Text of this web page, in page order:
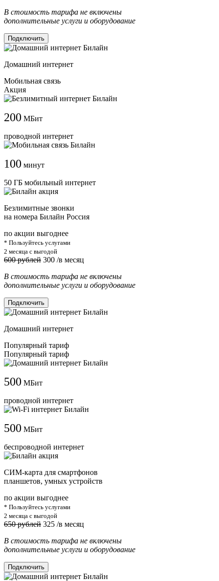
В стоимость тарифа не включены
дополнительные услуги и оборудование
Подключить
Домашний интернет
Мобильная связь
Акция
200 МБит
проводной интернет
100 минут
50 ГБ мобильный интернет
Безлимитные звонки
на номера Билайн Россия
по акции выгоднее
* Пользуйтесь услугами
2 месяца с выгодой
600 рублей 300 /в месяц
В стоимость тарифа не включены
дополнительные услуги и оборудование
Подключить
Домашний интернет
Популярный тариф
Популярный тариф
500 МБит
проводной интернет
500 МБит
беспроводной интернет
СИМ-карта для смартфонов
планшетов, умных устройств
по акции выгоднее
* Пользуйтесь услугами
2 месяца с выгодой
650 рублей 325 /в месяц
В стоимость тарифа не включены
дополнительные услуги и оборудование
Подключить